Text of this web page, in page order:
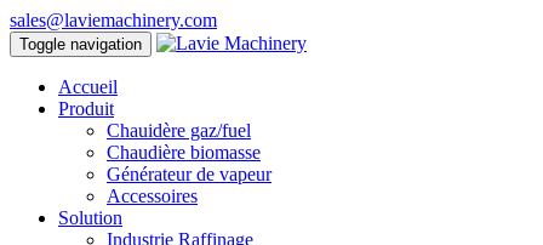
sales@laviemachinery.com
Toggle navigation
Accueil
Produit
Chauidère gaz/fuel
Chaudière biomasse
Générateur de vapeur
Accessoires
Solution
Industrie Raffinage